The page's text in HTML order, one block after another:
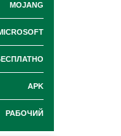
MOJANG
APK
РАБОЧИЙ